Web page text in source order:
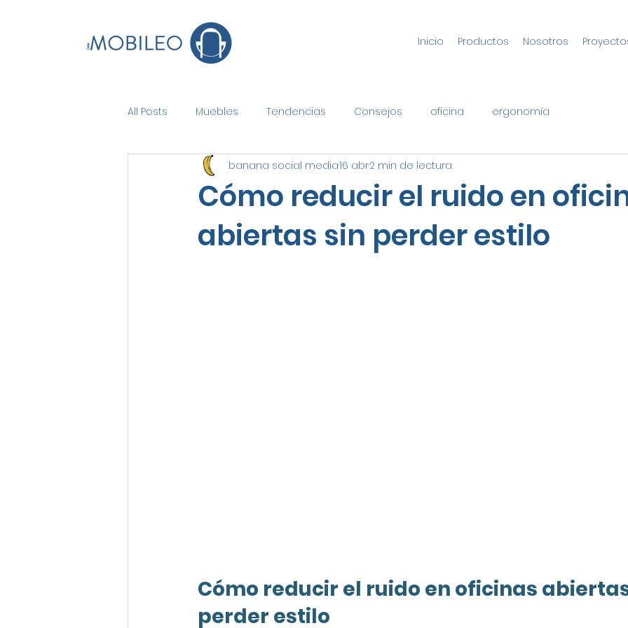
Inicio Productos Nosotros
All Posts Muebles Tendencias Consejos oficina ergonomía
Cómo reducir el ruido en
abiertas sin perder estilo
banana social media16 abr2 min de lectura
Cómo reducir el ruido en oficinas
perder estilo